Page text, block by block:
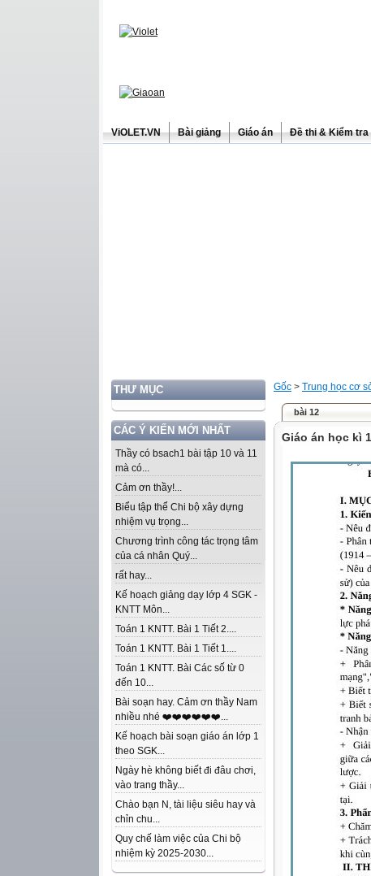
ViOLET.VN Bài giảng Giáo án Đề thi & Kiểm tra
THƯ MỤC
CÁC Ý KIẾN MỚI NHẤT
Thầy có bsach1 bài tập 10 và 11
mà có...
Cảm ơn thầy!...
Biểu tập thể Chi bộ xây dựng
nhiệm vụ trọng...
Chương trình công tác trọng tâm
của cá nhân Quý...
rất hay...
Kế hoạch giảng dạy lớp 4 SGK -
KNTT Môn...
Toán 1 KNTT. Bài 1 Tiết 2....
Toán 1 KNTT. Bài 1 Tiết 1....
Toán 1 KNTT. Bài Các số từ 0
đến 10...
Bài soạn hay. Cảm ơn thầy Nam
nhiều nhé ❤️❤️❤️❤️❤️❤️...
Kế hoạch bài soạn giáo án lớp 1
theo SGK...
Ngày hè không biết đi đâu chơi,
vào trang thầy...
Chào bạn N, tài liệu siêu hay và
chỉn chu...
Quy chế làm việc của Chi bộ
nhiệm kỳ 2025-2030...
Gốc > Trung học cơ
bài 12
Giáo án học kì 1